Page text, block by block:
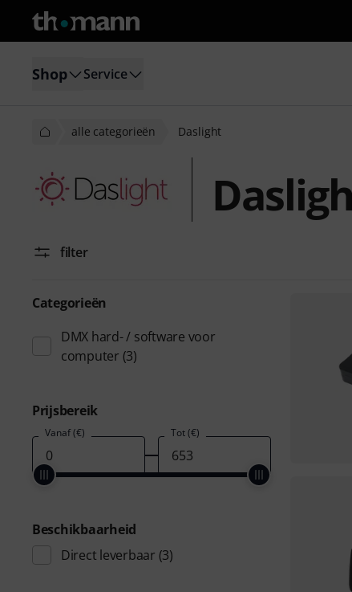
Shop Service
alle categorieën Daslight
filter
Categorieën
DMX hard- / software voor
computer (3)
Prijsbereik
Vanaf (€) Tot (€)
Beschikbaarheid
Direct leverbaar (3)